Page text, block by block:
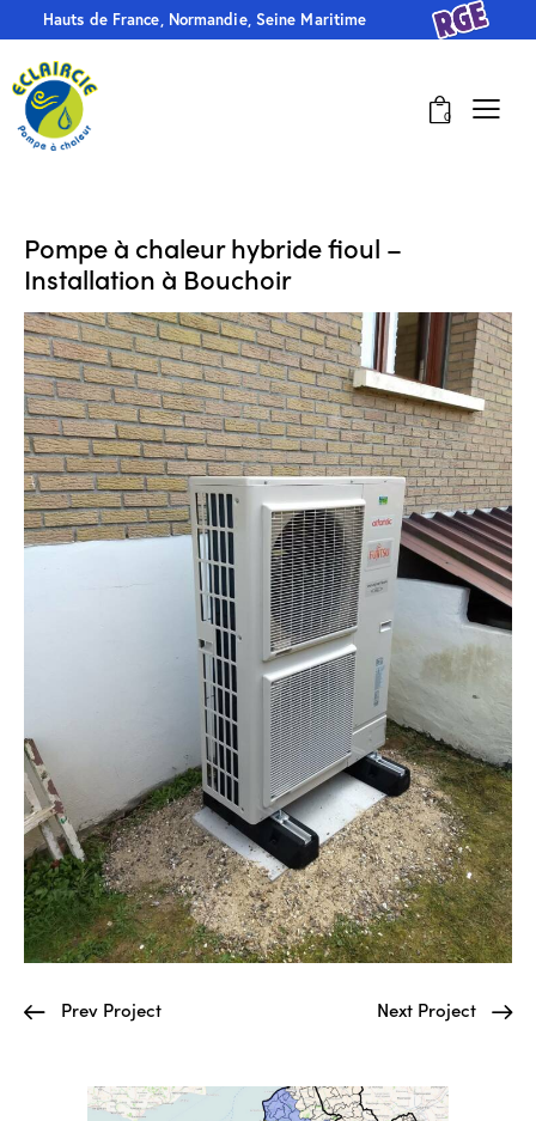
Hauts de France, Normandie, Seine Maritime
0
Pompe à chaleur hybride fioul –
Installation à Bouchoir
Prev Project Next Project